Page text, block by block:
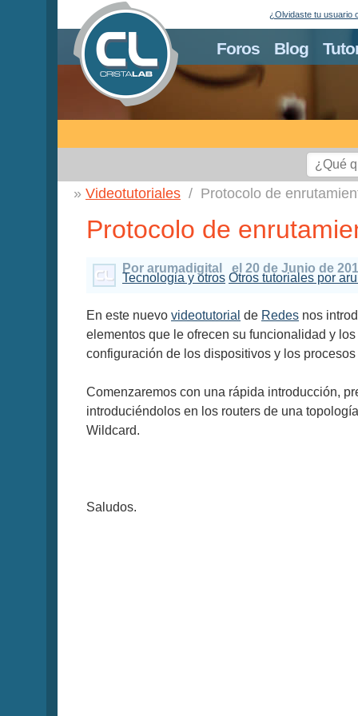
Foros Blog
¿Olvidaste tu usuario
Videotutoriales Protocolo de
Protocolo de
Por arumadigital el 20 de Junio de
Tecnologia y otros Otros tutoriales por
En este nuevo videotutorial de Redes nos
elementos que le ofrecen su funcionalidad y
configuración de los dispositivos y los
Comenzaremos con una rápida introducción,
introduciéndolos en los routers de una
Wildcard.
Saludos.